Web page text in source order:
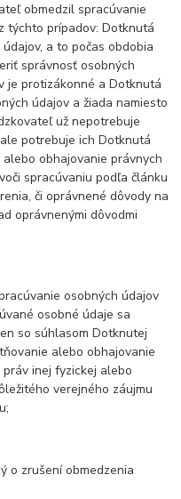
obmedzil spracúvanie
týchto prípadov: Dotknutá
a to počas obdobia
správnosť osobných
je protizákonné a Dotknutá
údajov a žiada namiesto
už nepotrebuje
potrebuje ich Dotknutá
obhajovanie právnych
spracúvaniu podľa článku
či oprávnené dôvody na
oprávnenými dôvodmi
osobných údajov
osobné údaje sa
so súhlasom Dotknutej
alebo obhajovanie
inej fyzickej alebo
verejného záujmu
o zrušení obmedzenia